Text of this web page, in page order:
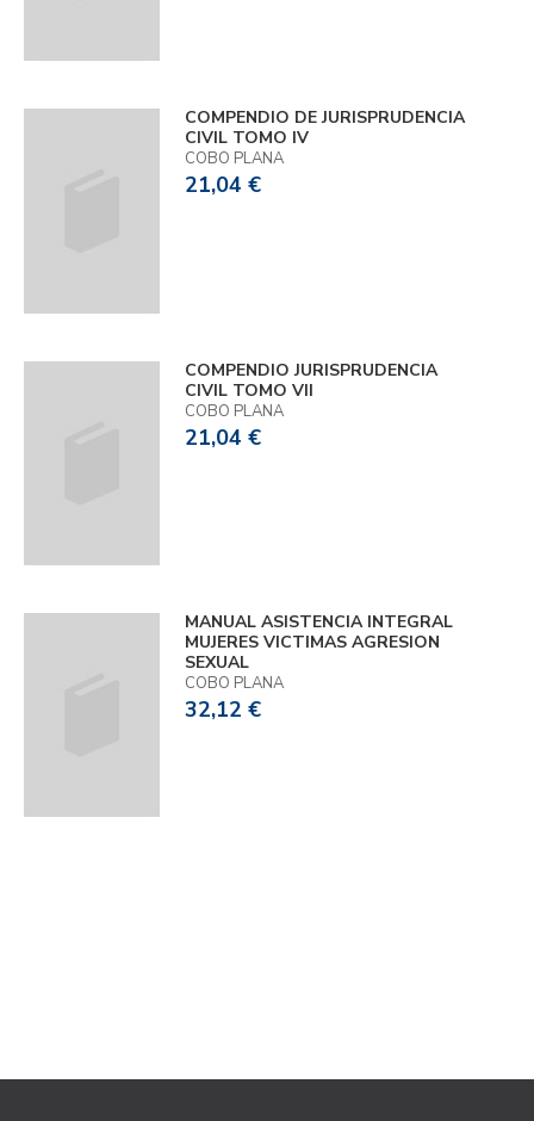
COMPENDIO DE JURISPRUDENCIA
CIVIL TOMO IV
COBO PLANA
21,04 €
COMPENDIO JURISPRUDENCIA
CIVIL TOMO VII
COBO PLANA
21,04 €
MANUAL ASISTENCIA INTEGRAL
MUJERES VICTIMAS AGRESION
SEXUAL
COBO PLANA
32,12 €